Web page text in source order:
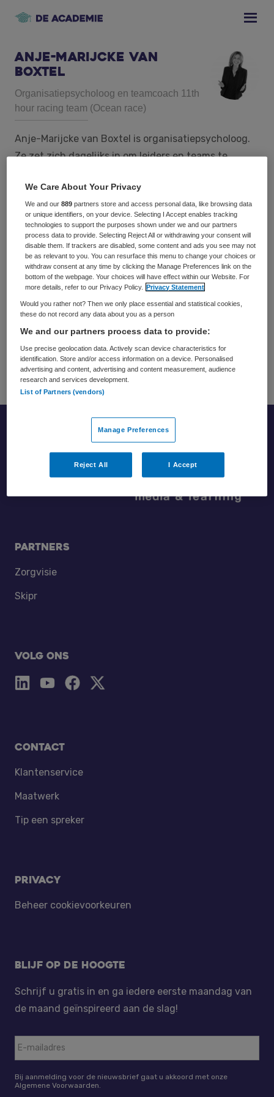
Anje-Marijcke van
Boxtel
Organisatiepsycholoog en teamcoach 11th
hour racing team (Ocean race)
Anje-Marijcke van Boxtel is organisatiepsycholoog.
Ze zet zich dagelijks in om leiders en teams te
vindt ze vooral in het bedrijfsleven, maar ze maakt
ook graag uitstapjes naar de topsport. Zo is ze
teamcoach bij 11th hour racing team tijdens de
Ocean race. Anje-Marijcke kan feilloos aangeven
waar de fijne kneepjes van het vak zitten, waar
potentieel zit, wat de knelpunten zijn en hoe je die
kunt tackelen. Als spreker doet ze dat interactief,
zeer inspirerend en met prachtige beelden. Bij haar
loop je de zaal uit met een vol hoofd, een vol hart en
urgentie voor verandering.
*foto door Loepa fotografie
Partners
Zorgvisie
Skipr
Volg ons
Contact
Klantenservice
Maatwerk
Tip een spreker
Privacy
Beheer cookievoorkeuren
Blijf op de hoogte
Schrijf u gratis in en ga iedere eerste maandag van
de maand geïnspireerd aan de slag!
Bij aanmelding voor de nieuwsbrief gaat u akkoord met onze
Algemene Voorwaarden.
We Care About Your Privacy
We and our889 partners store and access personal data, like browsing data
or unique identifiers, on your device. Selecting I Accept enables tracking
technologies to support the purposes shown under we and our partners
process data to provide. Selecting Reject All or withdrawing your consent will
disable them. If trackers are disabled, some content and ads you see may not
be as relevant to you. You can resurface this menu to change your choices or
withdraw consent at any time by clicking the Manage Preferences link on the
bottom of the webpage. Your choices will have effect within our Website. For
more details, refer to our Privacy Policy.
Privacy Statement
Would you rather not? Then we only place essential and statistical cookies,
these do not record any data about you as a person
We and our partners process data to provide:
Use precise geolocation data. Actively scan device characteristics for
identification. Store and/or access information on a device. Personalised
advertising and content, advertising and content measurement, audience
research and services development.
List of Partners (vendors)
Manage Preferences
Reject All I Accept